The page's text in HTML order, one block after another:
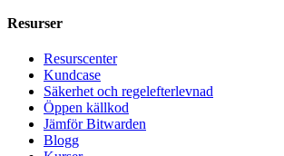
Resurser
Resurscenter
Kundcase
Säkerhet och regelefterlevnad
Öppen källkod
Jämför Bitwarden
Blogg